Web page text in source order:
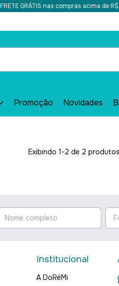
FRETE GRÁTIS nas compras acima de
Promoção Novidades
Exibindo 1-2 de 2 produtos
Institucional
A DoRéMi